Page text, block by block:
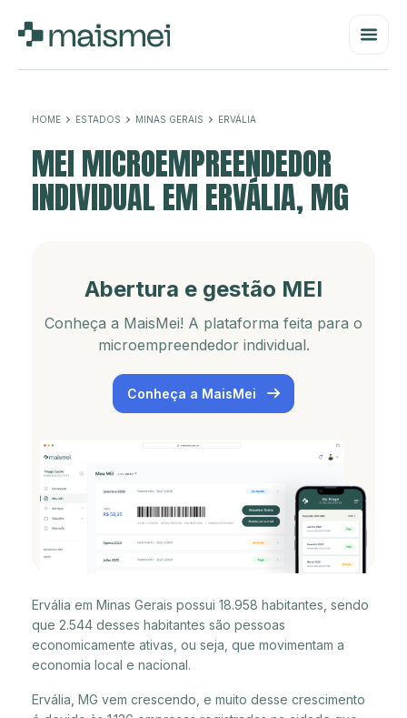
HOME ESTADOS MINAS GERAIS ERVÁLIA
MEI MICROEMPREENDEDOR
INDIVIDUAL EM ERVÁLIA, MG
Abertura e gestão MEI
Conheça a MaisMei! A plataforma feita para o
microempreendedor individual.
Conheça a MaisMei
Ervália em Minas Gerais possui 18.958 habitantes, sendo
que 2.544 desses habitantes são pessoas
economicamente ativas, ou seja, que movimentam a
economia local e nacional.
Ervália, MG vem crescendo, e muito desse crescimento